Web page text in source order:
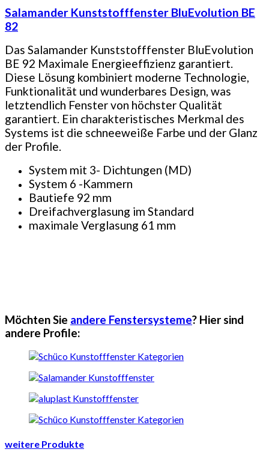
Salamander Kunststofffenster BluEvolution BE
82
Das Salamander Kunststofffenster BluEvolution
BE 92 Maximale Energieeffizienz garantiert.
Diese Lösung kombiniert moderne Technologie,
Funktionalität und wunderbares Design, was
letztendlich Fenster von höchster Qualität
garantiert. Ein charakteristisches Merkmal des
Systems ist die schneeweiße Farbe und der Glanz
der Profile.
System mit 3- Dichtungen (MD)
System 6 -Kammern
Bautiefe 92 mm
Dreifachverglasung im Standard
maximale Verglasung 61 mm
Möchten Sie andere Fenstersysteme? Hier sind
andere Profile:
weitere Produkte